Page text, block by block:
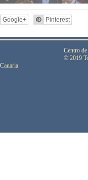
Google+ Pinterest
Centro
© 2019